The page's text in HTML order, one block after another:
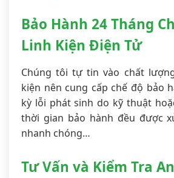
Bảo Hành 24 Tháng
Linh Kiện Điện Tử
Chúng tôi tự tin vào chất
kiện nên cung cấp chế độ bảo
kỳ lỗi phát sinh do kỹ thuật
thời gian bảo hành đều được
nhanh chóng…
Tư Vấn và Kiểm Tra